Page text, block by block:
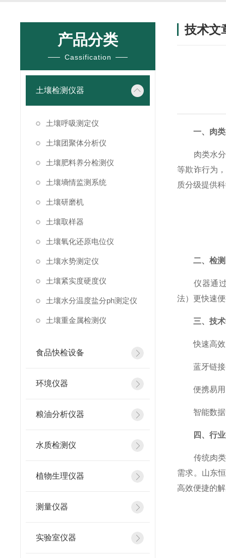
产品分类
Cassification
土壤检测仪器
土壤呼吸测定仪
土壤团聚体分析仪
土壤肥料养分检测仪
土壤墒情监测系统
土壤研磨机
土壤取样器
土壤氧化还原电位仪
土壤水势测定仪
土壤紧实度硬度仪
土壤水分温度盐分ph测定仪
土壤重金属检测仪
食品快检设备
环境仪器
粮油分析仪器
水质检测仪
植物生理仪器
测量仪器
实验室仪器
技术文
一、肉
肉类水分含
等欺诈行为
质分级提供
二、检
仪器通过
法）更快速
三、技
快速高效：
蓝牙链接
便携易用：
智能数据管
四、行
传统肉类水
需求。山东
高效便捷的